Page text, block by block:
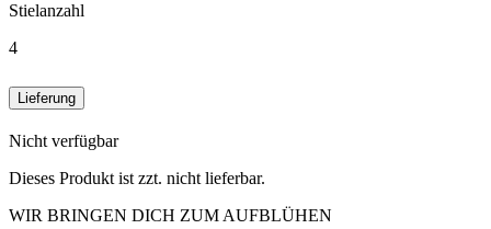
Stielanzahl
4
Lieferung
Nicht verfügbar
Dieses Produkt ist zzt. nicht lieferbar.
WIR BRINGEN DICH ZUM AUFBLÜHEN